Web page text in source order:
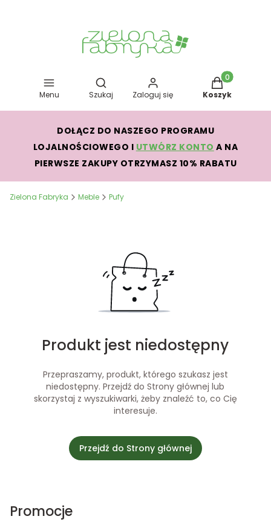
Menu
Otwórz wyszukiwarkę
Szukaj Zaloguj się
Produkty w
Koszyk
DOŁĄCZ DO NASZEGO PROGRAMU
LOJALNOŚCIOWEGO I UTWÓRZ KONTO A NA
PIERWSZE ZAKUPY OTRZYMASZ 10% RABATU
Zielona Fabryka Meble Pufy
Produkt jest niedostępny
Przepraszamy, produkt, którego szukasz jest
niedostępny. Przejdź do Strony głównej lub
skorzystaj z wyszukiwarki, żeby znaleźć to, co Cię
interesuje.
Przejdź do Strony głównej
Promocje